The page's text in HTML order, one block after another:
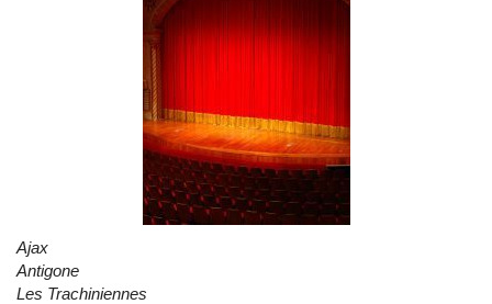
Ajax
Antigone
Les Trachiniennes